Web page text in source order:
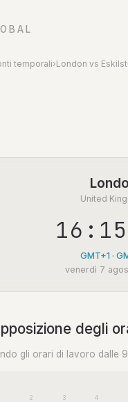
temporali›London vs
United
GMT+1 ·
venerdì 7
degli
gli orari di lavoro dalle
2 3 4